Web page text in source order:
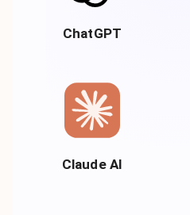
ChatGPT
Claude AI